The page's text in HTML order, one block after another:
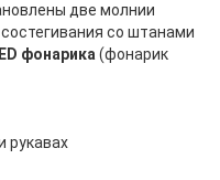
две молнии
со штанами
фонарика (фонарик
рукавах